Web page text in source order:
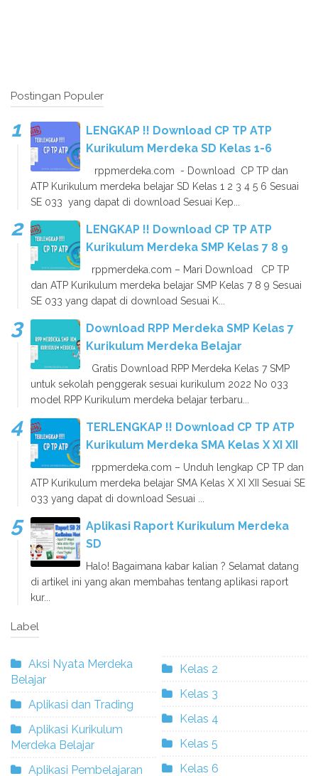
Postingan Populer
LENGKAP !! Download CP TP ATP
Kurikulum Merdeka SD Kelas 1-6
rppmerdeka.com - Download CP TP dan
ATP Kurikulum merdeka belajar SD Kelas 1 2 3 4 5 6 Sesuai
SE 033 yang dapat di download Sesuai Kep...
LENGKAP !! Download CP TP ATP
Kurikulum Merdeka SMP Kelas 7 8 9
rppmerdeka.com – Mari Download CP TP
dan ATP Kurikulum merdeka belajar SMP Kelas 7 8 9 Sesuai
SE 033 yang dapat di download Sesuai K...
Download RPP Merdeka SMP Kelas 7
Kurikulum Merdeka Belajar
Gratis Download RPP Merdeka Kelas 7 SMP
untuk sekolah penggerak sesuai kurikulum 2022 No 033
model RPP Kurikulum merdeka belajar terbaru...
TERLENGKAP !! Download CP TP ATP
Kurikulum Merdeka SMA Kelas X XI XII
rppmerdeka.com – Unduh lengkap CP TP dan
ATP Kurikulum merdeka belajar SMA Kelas X XI XII Sesuai SE
033 yang dapat di download Sesuai ...
Aplikasi Raport Kurikulum Merdeka
SD
Halo! Bagaimana kabar kalian ? Selamat datang
di artikel ini yang akan membahas tentang aplikasi raport
kur...
Label
Aksi Nyata Merdeka
Belajar
Aplikasi dan Trading
Aplikasi Kurikulum
Merdeka Belajar
Aplikasi Pembelajaran
Kelas 2
Kelas 3
Kelas 4
Kelas 5
Kelas 6